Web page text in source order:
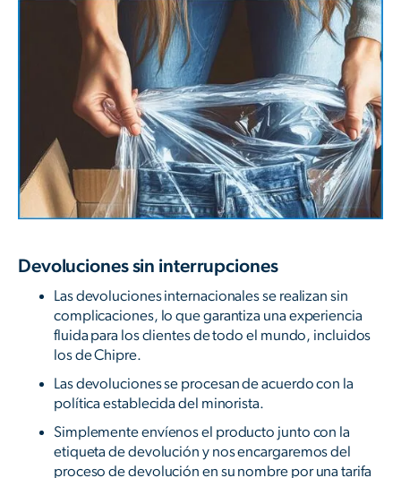
Devoluciones sin interrupciones
Las devoluciones internacionales se realizan sin
complicaciones, lo que garantiza una experiencia
fluida para los clientes de todo el mundo, incluidos
los de Chipre.
Las devoluciones se procesan de acuerdo con la
política establecida del minorista.
Simplemente envíenos el producto junto con la
etiqueta de devolución y nos encargaremos del
proceso de devolución en su nombre por una tarifa